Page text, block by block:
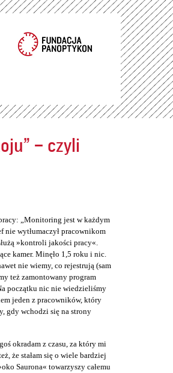
– czyli
„Monitoring jest w każdym
nie wytłumaczył pracownikom
»kontroli jakości pracy«.
kamer. Minęło 1,5 roku i nic.
nie wiemy, co rejestrują (sam
też zamontowany program
początku nic nie wiedzieliśmy
jeden z pracowników, który
gdy wchodzi się na strony
okradam z czasu, za który mi
że stałam się o wiele bardziej
Saurona« towarzyszy całemu